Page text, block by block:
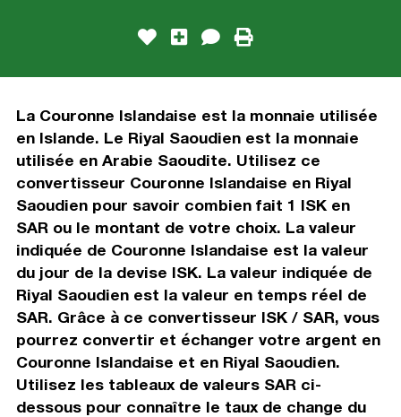
La Couronne Islandaise est la monnaie utilisée
en Islande. Le Riyal Saoudien est la monnaie
utilisée en Arabie Saoudite. Utilisez ce
convertisseur Couronne Islandaise en Riyal
Saoudien pour savoir combien fait 1 ISK en
SAR ou le montant de votre choix. La valeur
indiquée de Couronne Islandaise est la valeur
du jour de la devise ISK. La valeur indiquée de
Riyal Saoudien est la valeur en temps réel de
SAR. Grâce à ce convertisseur ISK / SAR, vous
pourrez convertir et échanger votre argent en
Couronne Islandaise et en Riyal Saoudien.
Utilisez les tableaux de valeurs SAR ci-
dessous pour connaître le taux de change du